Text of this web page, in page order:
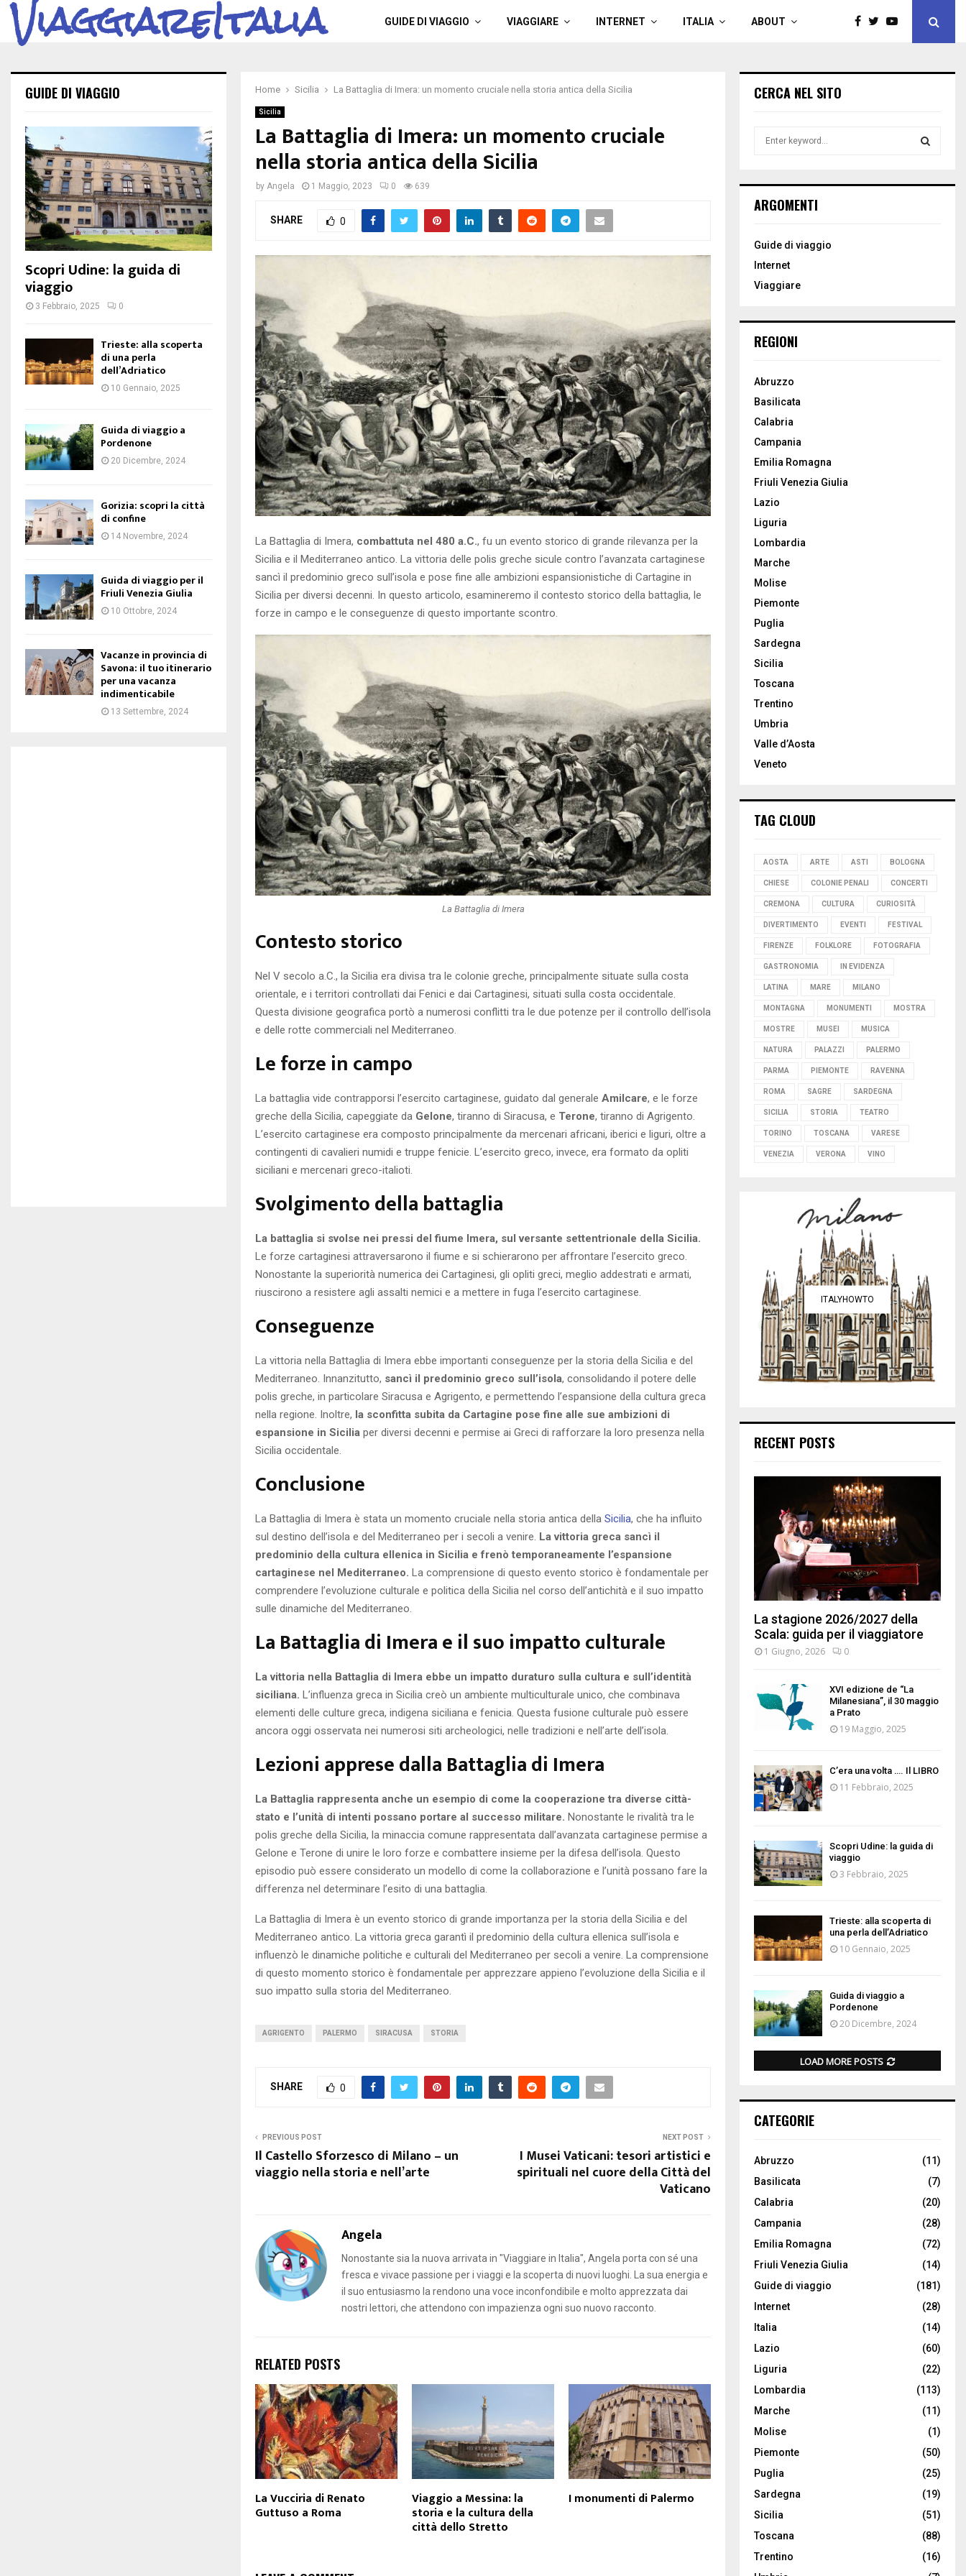
ViaggiareItalia GUIDE DI VIAGGIO VIAGGIARE INTERNET ITALIA ABOUT
Home Sicilia La Battaglia di Imera: un momento cruciale nella storia antica della Sicilia
Sicilia
La Battaglia di Imera: un momento cruciale
nella storia antica della Sicilia
by Angela 1 Maggio, 2023 0 639
SHARE 0
La Battaglia di Imera, combattuta nel 480 a.C., fu un evento storico di grande rilevanza per la
Sicilia e il Mediterraneo antico. La vittoria delle polis greche sicule contro l’avanzata cartaginese
sancì il predominio greco sull’isola e pose fine alle ambizioni espansionistiche di Cartagine in
Sicilia per diversi decenni. In questo articolo, esamineremo il contesto storico della battaglia, le
forze in campo e le conseguenze di questo importante scontro.
La Battaglia di Imera
Contesto storico
Nel V secolo a.C., la Sicilia era divisa tra le colonie greche, principalmente situate sulla costa
orientale, e i territori controllati dai Fenici e dai Cartaginesi, situati sulla costa occidentale.
Questa divisione geografica portò a numerosi conflitti tra le due potenze per il controllo dell’isola
e delle rotte commerciali nel Mediterraneo.
Le forze in campo
La battaglia vide contrapporsi l’esercito cartaginese, guidato dal generale Amilcare, e le forze
greche della Sicilia, capeggiate da Gelone, tiranno di Siracusa, e Terone, tiranno di Agrigento.
L’esercito cartaginese era composto principalmente da mercenari africani, iberici e liguri, oltre a
contingenti di cavalieri numidi e truppe fenicie. L’esercito greco, invece, era formato da opliti
siciliani e mercenari greco-italioti.
Svolgimento della battaglia
La battaglia si svolse nei pressi del fiume Imera, sul versante settentrionale della Sicilia.
Le forze cartaginesi attraversarono il fiume e si schierarono per affrontare l’esercito greco.
Nonostante la superiorità numerica dei Cartaginesi, gli opliti greci, meglio addestrati e armati,
riuscirono a resistere agli assalti nemici e a mettere in fuga l’esercito cartaginese.
Conseguenze
La vittoria nella Battaglia di Imera ebbe importanti conseguenze per la storia della Sicilia e del
Mediterraneo. Innanzitutto, sancì il predominio greco sull’isola, consolidando il potere delle
polis greche, in particolare Siracusa e Agrigento, e permettendo l’espansione della cultura greca
nella regione. Inoltre, la sconfitta subita da Cartagine pose fine alle sue ambizioni di
espansione in Sicilia per diversi decenni e permise ai Greci di rafforzare la loro presenza nella
Sicilia occidentale.
Conclusione
La Battaglia di Imera è stata un momento cruciale nella storia antica della Sicilia, che ha influito
sul destino dell’isola e del Mediterraneo per i secoli a venire. La vittoria greca sancì il
predominio della cultura ellenica in Sicilia e frenò temporaneamente l’espansione
cartaginese nel Mediterraneo. La comprensione di questo evento storico è fondamentale per
comprendere l’evoluzione culturale e politica della Sicilia nel corso dell’antichità e il suo impatto
sulle dinamiche del Mediterraneo.
La Battaglia di Imera e il suo impatto culturale
La vittoria nella Battaglia di Imera ebbe un impatto duraturo sulla cultura e sull’identità
siciliana. L’influenza greca in Sicilia creò un ambiente multiculturale unico, che combinava
elementi delle culture greca, indigena siciliana e fenicia. Questa fusione culturale può essere
ancora oggi osservata nei numerosi siti archeologici, nelle tradizioni e nell’arte dell’isola.
Lezioni apprese dalla Battaglia di Imera
La Battaglia rappresenta anche un esempio di come la cooperazione tra diverse città-
stato e l’unità di intenti possano portare al successo militare. Nonostante le rivalità tra le
polis greche della Sicilia, la minaccia comune rappresentata dall’avanzata cartaginese permise a
Gelone e Terone di unire le loro forze e combattere insieme per la difesa dell’isola. Questo
episodio può essere considerato un modello di come la collaborazione e l’unità possano fare la
differenza nel determinare l’esito di una battaglia.
La Battaglia di Imera è un evento storico di grande importanza per la storia della Sicilia e del
Mediterraneo antico. La vittoria greca garantì il predominio della cultura ellenica sull’isola e
influenzò le dinamiche politiche e culturali del Mediterraneo per secoli a venire. La comprensione
di questo momento storico è fondamentale per apprezzare appieno l’evoluzione della Sicilia e il
suo impatto sulla storia del Mediterraneo.
AGRIGENTO PALERMO SIRACUSA STORIA
SHARE 0
PREVIOUS POST
Il Castello Sforzesco di Milano – un
viaggio nella storia e nell’arte
NEXT POST
I Musei Vaticani: tesori artistici e
spirituali nel cuore della Città del
Vaticano
Angela
Nonostante sia la nuova arrivata in "Viaggiare in Italia", Angela porta con sé una
fresca e vivace passione per i viaggi e la scoperta di nuovi luoghi. La sua energia e
il suo entusiasmo la rendono una voce inconfondibile e molto apprezzata dai
nostri lettori, che attendono con impazienza ogni suo nuovo racconto.
RELATED POSTS
La Vucciria di Renato
Guttuso a Roma
Viaggio a Messina: la
storia e la cultura della
città dello Stretto
I monumenti di Palermo
GUIDE DI VIAGGIO
Scopri Udine: la guida di
viaggio
3 Febbraio, 2025 0
Trieste: alla scoperta
di una perla
dell’Adriatico
10 Gennaio, 2025
Guida di viaggio a
Pordenone
20 Dicembre, 2024
Gorizia: scopri la città
di confine
14 Novembre, 2024
Guida di viaggio per il
Friuli Venezia Giulia
10 Ottobre, 2024
Vacanze in provincia di
Savona: il tuo itinerario
per una vacanza
indimenticabile
13 Settembre, 2024
CERCA NEL SITO
h
o
:
ARGOMENTI
Guide di viaggio
Internet
Viaggiare
REGIONI
Abruzzo
Basilicata
Calabria
Campania
Emilia Romagna
Friuli Venezia Giulia
Lazio
Liguria
Lombardia
Marche
Molise
Piemonte
Puglia
Sardegna
Sicilia
Toscana
Trentino
Umbria
Valle d’Aosta
Veneto
TAG CLOUD
AOSTA ARTE ASTI BOLOGNA
CHIESE COLONIE PENALI CONCERTI
CREMONA CULTURA CURIOSITÀ
DIVERTIMENTO EVENTI FESTIVAL
FIRENZE FOLKLORE FOTOGRAFIA
GASTRONOMIA IN EVIDENZA
LATINA MARE MILANO
MONTAGNA MONUMENTI MOSTRA
MOSTRE MUSEI MUSICA
NATURA PALAZZI PALERMO
PARMA PIEMONTE RAVENNA
ROMA SAGRE SARDEGNA
SICILIA STORIA TEATRO
TORINO TOSCANA VARESE
VENEZIA VERONA VINO
ITALYHOWTO
RECENT POSTS
La stagione 2026/2027 della
Scala: guida per il viaggiatore
1 Giugno, 2026 0
XVI edizione de “La
Milanesiana”, il 30 maggio
a Prato
19 Maggio, 2025
C’era una volta …. Il LIBRO
11 Febbraio, 2025
Scopri Udine: la guida di
viaggio
3 Febbraio, 2025
Trieste: alla scoperta di
una perla dell’Adriatico
10 Gennaio, 2025
Guida di viaggio a
Pordenone
20 Dicembre, 2024
LOAD MORE POSTS
CATEGORIE
Abruzzo
(11)
Basilicata
(7)
Calabria
(20)
Campania
(28)
Emilia Romagna
(72)
Friuli Venezia Giulia
(14)
Guide di viaggio
(181)
Internet
(28)
Italia
(14)
Lazio
(60)
Liguria
(22)
Lombardia
(113)
Marche
(11)
Molise
(1)
Piemonte
(50)
Puglia
(25)
Sardegna
(19)
Sicilia
(51)
Toscana
(88)
Trentino
(16)